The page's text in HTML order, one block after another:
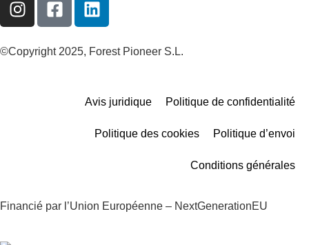
©Copyright 2025, Forest Pioneer S.L.
Avis juridique Politique de confidentialité
Politique des cookies Politique d’envoi
Conditions générales
Financié par l’Union Européenne – NextGenerationEU